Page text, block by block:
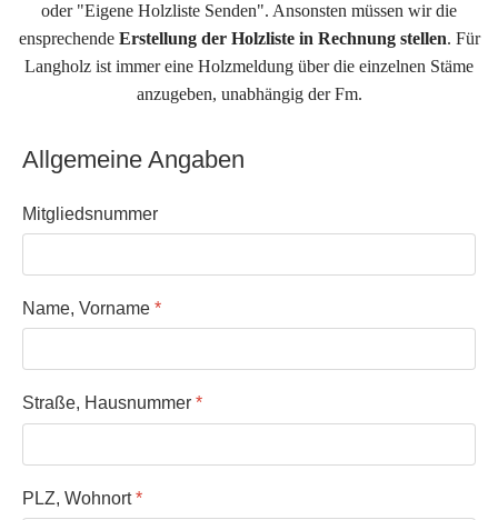
oder "Eigene Holzliste Senden". Ansonsten müssen wir die
ensprechende Erstellung der Holzliste in Rechnung stellen. Für
Langholz ist immer eine Holzmeldung über die einzelnen Stäme
anzugeben, unabhängig der Fm.
Allgemeine Angaben
Mitgliedsnummer
Name, Vorname *
Straße, Hausnummer *
PLZ, Wohnort*